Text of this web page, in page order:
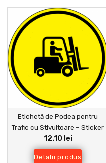
Etichetă de Podea pentru
Trafic cu Stivuitoare – Sticker
de Pardoseală Industrial cu
Simbol Stivuitor
12.10 lei
Detalii produs